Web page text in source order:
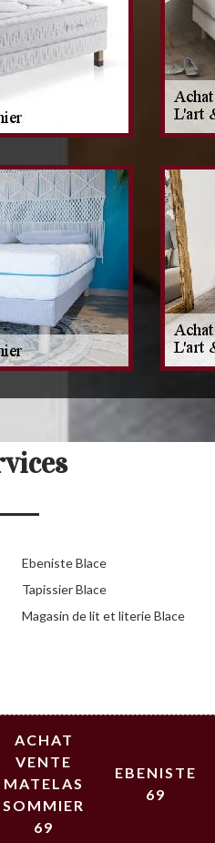
Ebeniste Blace
Tapissier Blace
Magasin de lit et literie Blace
ACHAT
VENTE
MATELAS
SOMMIER
69
EBENISTE
69